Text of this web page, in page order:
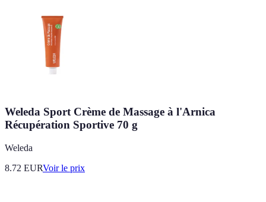
Weleda Sport Crème de Massage à l'Arnica
Récupération Sportive 70 g
Weleda
8.72 EURVoir le prix